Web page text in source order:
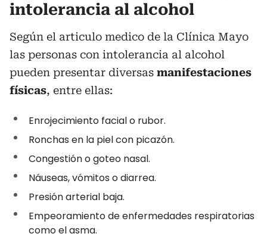
intolerancia al alcohol
Según el articulo medico de la Clínica Mayo
las personas con intolerancia al alcohol
pueden presentar diversas manifestaciones
físicas, entre ellas:
Enrojecimiento facial o rubor.
Ronchas en la piel con picazón.
Congestión o goteo nasal.
Náuseas, vómitos o diarrea.
Presión arterial baja.
Empeoramiento de enfermedades respiratorias
como el asma.